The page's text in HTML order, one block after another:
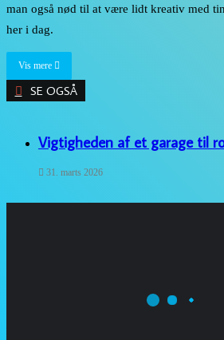
man også nød til at være lidt kreativ med
her i dag.
Vis mere
SE OGSÅ
Close
Vigtigheden af et garage til
31. marts 2026